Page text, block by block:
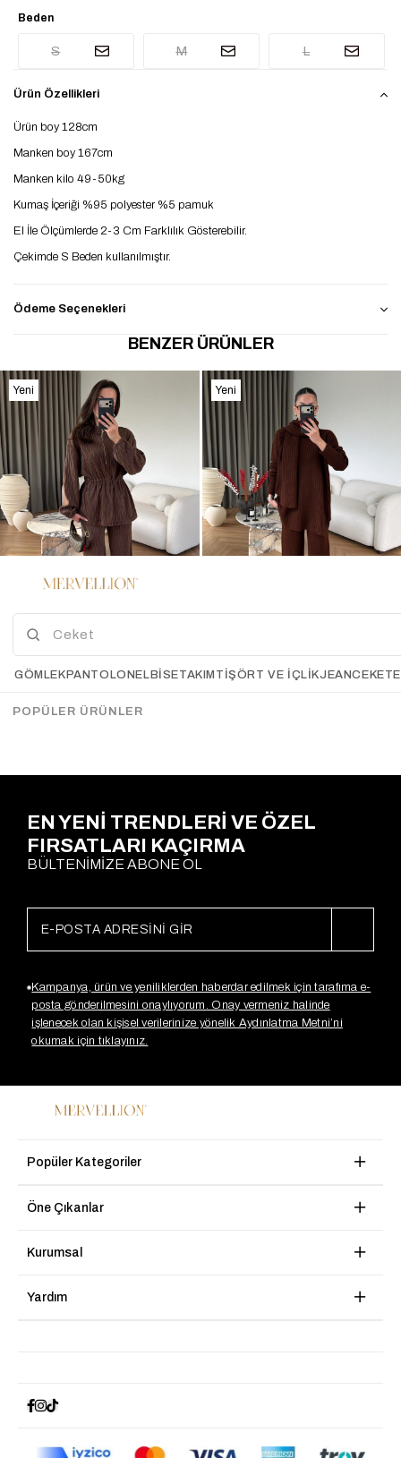
Beden
S M L
Ürün Özellikleri
Ürün boy 128cm
Manken boy 167cm
Manken kilo 49-50kg
Kumaş İçeriği %95 polyester %5 pamuk
El İle Ölçümlerde 2-3 Cm Farklılık Gösterebilir.
Çekimde S Beden kullanılmıştır.
Ödeme Seçenekleri
BENZER ÜRÜNLER
Beli Büzgülü Şardonlu Takım
KAHVE
$43.86
$79.53
Yeni
Ürün
Atkılı Üçlü TrikoTakım
KAHVERENGİ
Yeni
Ürün
EN YENİ TRENDLERİ VE ÖZEL
FIRSATLARI KAÇIRMA
BÜLTENİMİZE ABONE OL
Kampanya, ürün ve yeniliklerden haberdar edilmek için tarafıma e-
posta gönderilmesini onaylıyorum. Onay vermeniz halinde
işlenecek olan kişisel verilerinize yönelik Aydınlatma Metni’ni
okumak için tıklayınız.
Popüler Kategoriler
Öne Çıkanlar
Kurumsal
Yardım
GÖMLEKPANTOLONELBİSETAKIM TIŞÖRT VE İÇLIKJEANCEKET
POPÜLER ÜRÜNLER